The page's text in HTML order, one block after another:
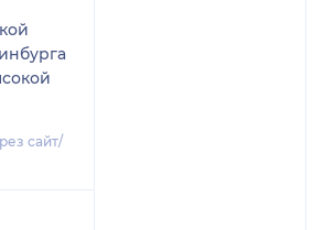
в
я ему
сайт/